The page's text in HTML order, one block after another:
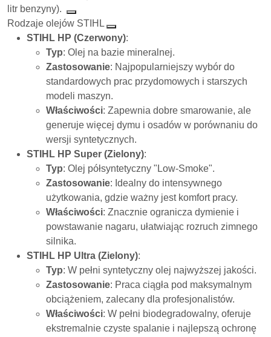
litr benzyny).
Rodzaje olejów STIHL
STIHL HP (Czerwony):
Typ: Olej na bazie mineralnej.
Zastosowanie: Najpopularniejszy wybór do
standardowych prac przydomowych i starszych
modeli maszyn.
Właściwości: Zapewnia dobre smarowanie, ale
generuje więcej dymu i osadów w porównaniu do
wersji syntetycznych.
STIHL HP Super (Zielony):
Typ: Olej półsyntetyczny "Low-Smoke".
Zastosowanie: Idealny do intensywnego
użytkowania, gdzie ważny jest komfort pracy.
Właściwości: Znacznie ogranicza dymienie i
powstawanie nagaru, ułatwiając rozruch zimnego
silnika.
STIHL HP Ultra (Zielony):
Typ: W pełni syntetyczny olej najwyższej jakości.
Zastosowanie: Praca ciągła pod maksymalnym
obciążeniem, zalecany dla profesjonalistów.
Właściwości: W pełni biodegradowalny, oferuje
ekstremalnie czyste spalanie i najlepszą ochronę